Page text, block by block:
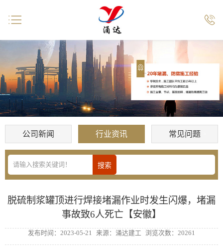
公司新闻 行业资讯 常见问题
脱硫制浆罐顶进行焊接堵漏作业时发生闪爆，堵漏
事故致6人死亡【安徽】
发布时间：2023-05-21 来源：涌达建工 浏览次数：20261
 